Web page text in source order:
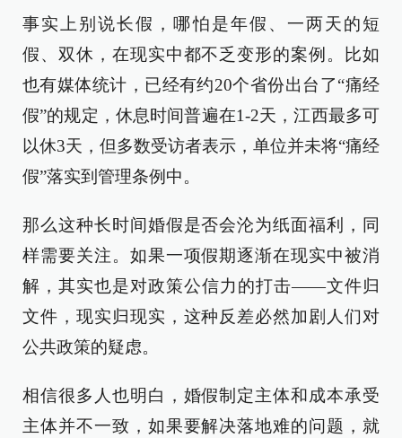
事实上别说长假，哪怕是年假、一两天的短
假、双休，在现实中都不乏变形的案例。比如
也有媒体统计，已经有约20个省份出台了“痛经
假”的规定，休息时间普遍在1-2天，江西最多可
以休3天，但多数受访者表示，单位并未将“痛经
假”落实到管理条例中。
那么这种长时间婚假是否会沦为纸面福利，同
样需要关注。如果一项假期逐渐在现实中被消
解，其实也是对政策公信力的打击——文件归
文件，现实归现实，这种反差必然加剧人们对
公共政策的疑虑。
相信很多人也明白，婚假制定主体和成本承受
主体并不一致，如果要解决落地难的问题，就